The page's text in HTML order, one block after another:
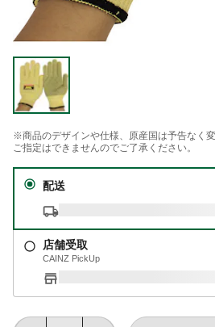
※商品のデザインや仕様、原産国は予告なく
ご指定はできませんのでご了承ください。
配送
店舗受取
CAINZ PickUp